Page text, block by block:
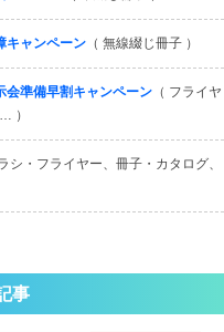
キャンペーン （ 無線綴じ冊子 ）
会準備早割キャンペーン （ フライヤ
）
ラシ・フライヤー、冊子・カタログ、
事